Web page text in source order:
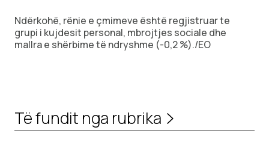
Ndërkohë, rënie e çmimeve është regjistruar te
grupi i kujdesit personal, mbrojtjes sociale dhe
mallra e shërbime të ndryshme (-0,2 %)./EO
Të fundit nga rubrika